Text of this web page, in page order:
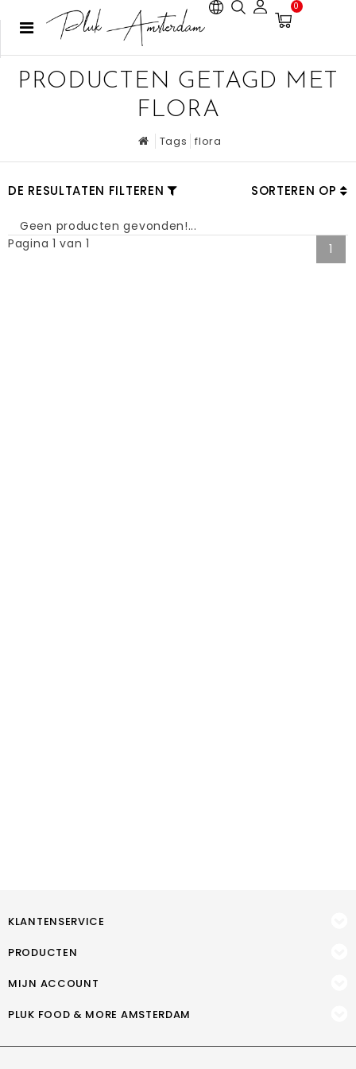
0
PRODUCTEN GETAGD MET
FLORA
Tags flora
DE RESULTATEN FILTEREN SORTEREN OP
Geen producten gevonden!...
Pagina 1 van 1
1
KLANTENSERVICE
PRODUCTEN
MIJN ACCOUNT
PLUK FOOD & MORE AMSTERDAM